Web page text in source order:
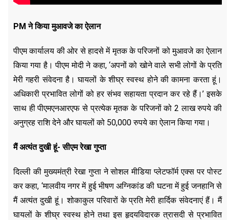
PM ने किया मुआवजे का ऐलान
पीएम कार्यालय की ओर से हादसे में मृतक के परिजनों को मुआवजे का ऐलान
किया गया है। पीएम मोदी ने कहा, ‘अपनों को खोने वाले सभी लोगों के प्रति
मेरी गहरी संवेदना है। घायलों के शीघ्र स्वस्थ होने की कामना करता हूं।
अधिकारी प्रभावित लोगों को हर संभव सहायता प्रदान कर रहे हैं।’ इसके
साथ ही पीएमएनआरएफ से प्रत्येक मृतक के परिजनों को 2 लाख रुपये की
अनुग्रह राशि देने और घायलों को 50,000 रुपये का ऐलान किया गया।
मैं अत्यंत दुखी हूं- सीएम रेखा गुप्ता
दिल्ली की मुख्यमंत्री रेखा गुप्ता ने सोशल मीडिया प्लेटफॉर्म एक्स पर पोस्ट
कर कहा, ‘मालवीय नगर में हुई भीषण अग्निकांड की घटना में हुई जनहानि से
मैं अत्यंत दुखी हूं। शोकाकुल परिवारों के प्रति मेरी हार्दिक संवेदनाएं हैं। मैं
घायलों के शीघ्र स्वस्थ होने तथा इस हृदयविदारक त्रासदी से प्रभावित